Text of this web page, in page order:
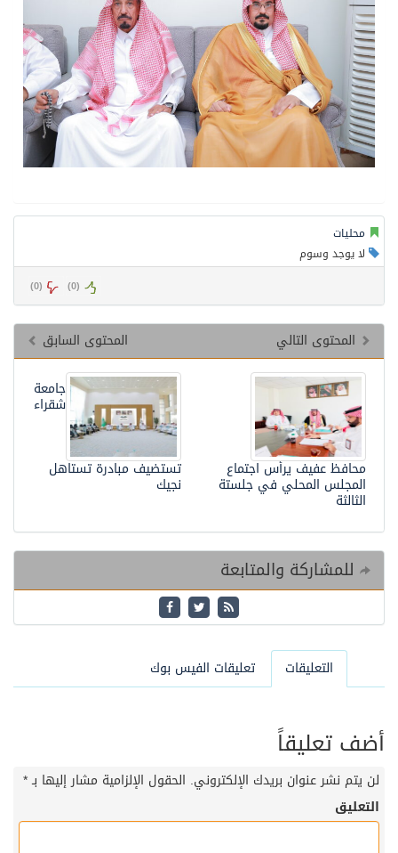
محليات
لا يوجد وسوم
(
0
) (
0
)
المحتوى السابق
المحتوى التالي
جامعة
شقراء
تستضيف مبادرة تستاهل
نجيك
محافظ عفيف يرأس اجتماع
المجلس المحلي في جلستة
الثالثة
للمشاركة والمتابعة
التعليقات تعليقات الفيس بوك
أضف تعليقاً
لن يتم نشر عنوان بريدك الإلكتروني. الحقول الإلزامية مشار إليها بـ*
التعليق